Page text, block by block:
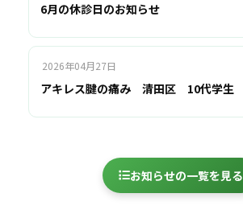
6月の休診日のお知らせ
2026年04月27日
アキレス腱の痛み 清田区 10代学生
お知らせの一覧を見る